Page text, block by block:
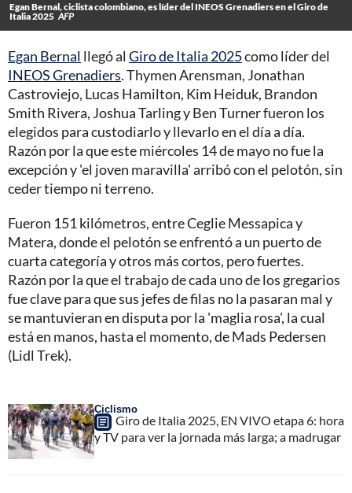
Egan Bernal, ciclista colombiano, es líder del INEOS Grenadiers en el Giro de
Italia 2025 AFP
Egan Bernal llegó al Giro de Italia 2025como líder del
INEOS Grenadiers. Thymen Arensman, Jonathan
Castroviejo, Lucas Hamilton, Kim Heiduk, Brandon
Smith Rivera, Joshua Tarling y Ben Turner fueron los
elegidos para custodiarlo y llevarlo en el día a día.
Razón por la que este miércoles 14 de mayo no fue la
excepción y 'el joven maravilla' arribó con el pelotón, sin
ceder tiempo ni terreno.
Fueron 151 kilómetros, entre Ceglie Messapica y
Matera, donde el pelotón se enfrentó a un puerto de
cuarta categoría y otros más cortos, pero fuertes.
Razón por la que el trabajo de cada uno de los gregarios
fue clave para que sus jefes de filas no la pasaran mal y
se mantuvieran en disputa por la 'maglia rosa', la cual
está en manos, hasta el momento, de Mads Pedersen
(Lidl Trek).
Ciclismo
Giro de Italia 2025, EN VIVO etapa 6: hora
y TV para ver la jornada más larga; a madrugar